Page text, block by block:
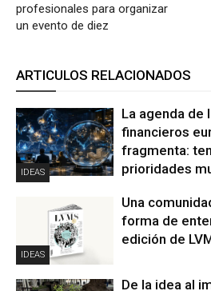
profesionales para organizar
un evento de diez
ARTICULOS RELACIONADOS
IDEAS
La agenda de
financieros
fragmenta:
prioridades
IDEAS
Una
forma de
edición de
De la idea al